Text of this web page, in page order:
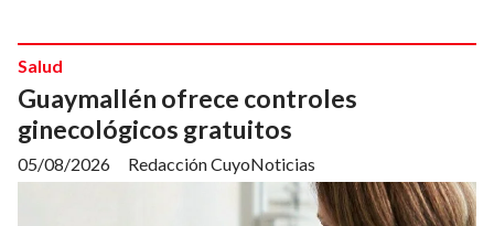
Guaymallén ofrece controles
ginecológicos gratuitos
Redacción CuyoNoticias
Salud
05/08/2026